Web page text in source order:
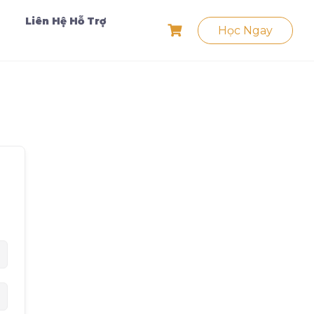
Liên Hệ Hỗ Trợ
Học Ngay